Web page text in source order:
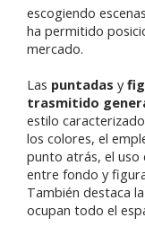
escogiendo
ha permitido
mercado.
Las puntadas y
trasmitido
estilo
los colores, el
punto atrás, el uso
entre fondo y
También destaca
ocupan todo el